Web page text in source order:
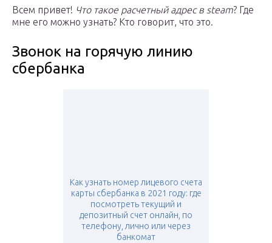
Всем привет! Что такое расчетный адрес в steam? Где
мне его можно узнать? Кто говорит, что это.
Звонок на горячую линию
сбербанка
Как узнать номер лицевого счета
карты сбербанка в 2021 году: где
посмотреть текущий и
депозитный счет онлайн, по
телефону, лично или через
банкомат